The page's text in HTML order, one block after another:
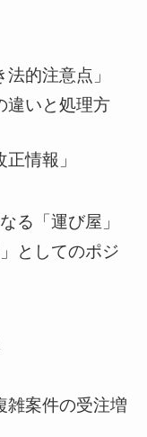
的注意点」
違いと処理方
情報」
る「運び屋」
としてのポジ
雑案件の受注増